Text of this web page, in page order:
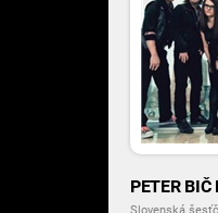
PETER BIČ